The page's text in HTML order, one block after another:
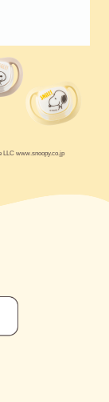
LLC www.snoopy.co.jp